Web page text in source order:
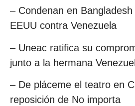
– Condenan en
EEUU contra Venezuela
– Uneac ratifica su
junto a la hermana
– De pláceme el teatro en
reposición de No importa